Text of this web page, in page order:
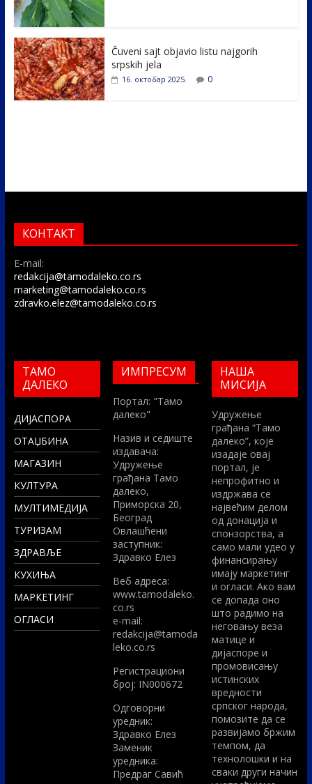
Čuveni sajt objavio listu najgorih
srpskih jela
16. октобар 2025. 0
КОНТАКТ
E-mail:
redakcija@tamodaleko.co.rs
marketing@tamodaleko.co.rs
zdravko.elez@tamodaleko.co.rs
ТАМО
ДАЛЕКО
ДИЈАСПОРА
ОТАЏБИНА
МАГАЗИН
КУЛТУРА
МУЛТИМЕДИЈА
ТУРИЗАМ
ЗДРАВЉЕ
КУХИЊА
МАРКЕТИНГ
ОГЛАСИ
ИМПРЕСУМ
Портал: "Тамо
далеко"
Назив и седиште
издавача:
Удружење
грађана Тамо
далеко,
Приморска 20,
Београд
Овлашћени
заступник:
Здравко Елез
Вeб адреса:
www.tamodaleko.
co.rs
e-mail:
redakcija@tamoda
leko.co.rs
Регистрациони
број: IN000672
Одговорни
уредник:
Здравко Елез
Заменик
уредника:
Предраг Савић
НАША
МИСИЈА
Удружење
грађана “Тамо
далеко”, које
изадаје овај
портал, је
непрофитно и
издржава се
највећим делом
од донација и
спонзорства, а
само мали удео у
финансирању
имају маркетинг
и огласи. Ако вам
се допада оно
што радимо на
неговању веза
матице и
дијаспоре и
промовисању
истинских
вредности
српског народа,
помозите да се
развијамо бржим
темпом, да
технолошки и на
сваки други начин